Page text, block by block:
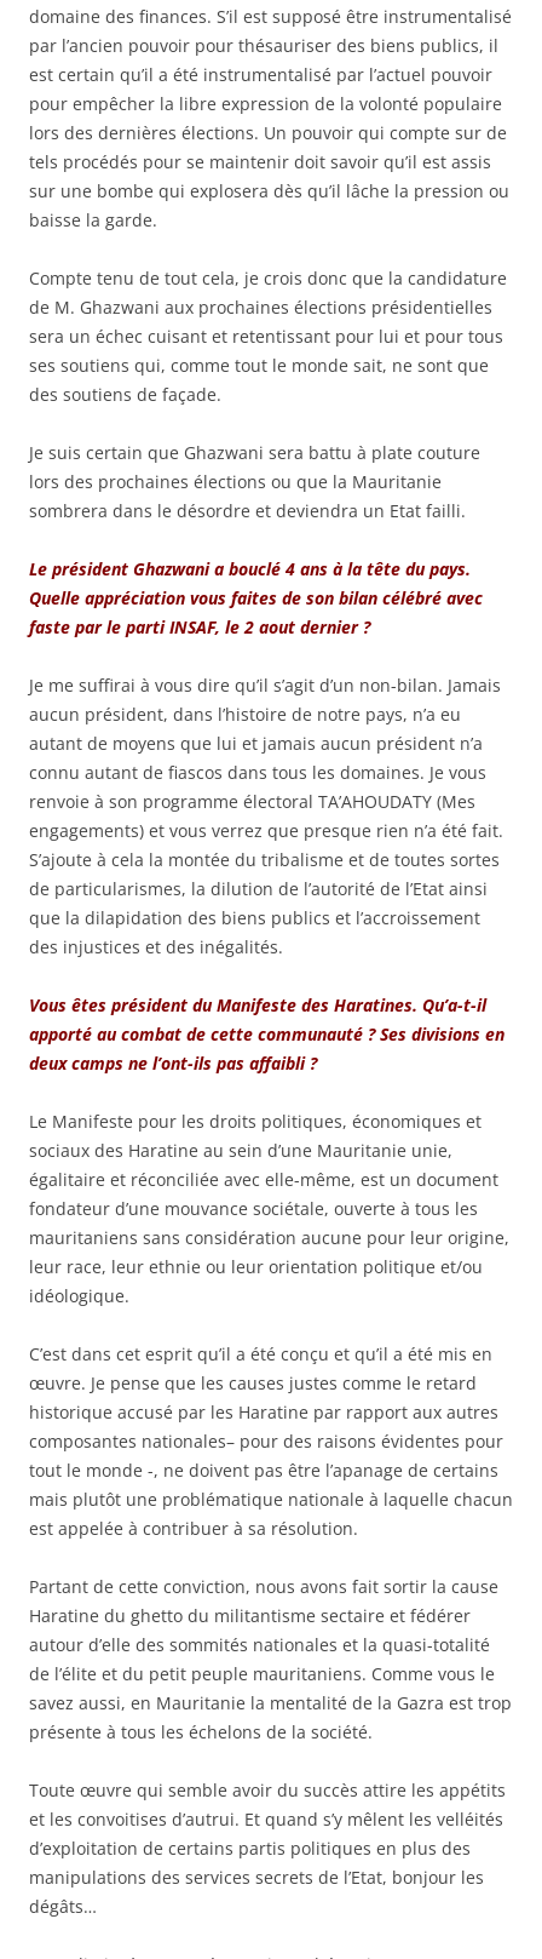
domaine des finances. S’il est supposé être instrumentalisé
par l’ancien pouvoir pour thésauriser des biens publics, il
est certain qu’il a été instrumentalisé par l’actuel pouvoir
pour empêcher la libre expression de la volonté populaire
lors des dernières élections. Un pouvoir qui compte sur de
tels procédés pour se maintenir doit savoir qu’il est assis
sur une bombe qui explosera dès qu’il lâche la pression ou
baisse la garde.
Compte tenu de tout cela, je crois donc que la candidature
de M. Ghazwani aux prochaines élections présidentielles
sera un échec cuisant et retentissant pour lui et pour tous
ses soutiens qui, comme tout le monde sait, ne sont que
des soutiens de façade.
Je suis certain que Ghazwani sera battu à plate couture
lors des prochaines élections ou que la Mauritanie
sombrera dans le désordre et deviendra un Etat failli.
Le président Ghazwani a bouclé 4 ans à la tête du pays.
Quelle appréciation vous faites de son bilan célébré avec
faste par le parti INSAF, le 2 aout dernier ?
​Je me suffirai à vous dire qu’il s’agit d’un non-bilan. Jamais
aucun président, dans l’histoire de notre pays, n’a eu
autant de moyens que lui et jamais aucun président n’a
connu autant de fiascos dans tous les domaines. Je vous
renvoie à son programme électoral TA’AHOUDATY (Mes
engagements) et vous verrez que presque rien n’a été fait.
S’ajoute à cela la montée du tribalisme et de toutes sortes
de particularismes, la dilution de l’autorité de l’Etat ainsi
que la dilapidation des biens publics et l’accroissement
des injustices et des inégalités.
Vous êtes président du Manifeste des Haratines. Qu’a-t-il
apporté au combat de cette communauté ? Ses divisions en
deux camps ne l’ont-ils pas affaibli ?
Le Manifeste pour les droits politiques, économiques et
sociaux des Haratine au sein d’une Mauritanie unie,
égalitaire et réconciliée avec elle-même, est un document
fondateur d’une mouvance sociétale, ouverte à tous les
mauritaniens sans considération aucune pour leur origine,
leur race, leur ethnie ou leur orientation politique et/ou
idéologique.
C’est dans cet esprit qu’il a été conçu et qu’il a été mis en
œuvre. Je pense que les causes justes comme le retard
historique accusé par les Haratine par rapport aux autres
composantes nationales– pour des raisons évidentes pour
tout le monde -, ne doivent pas être l’apanage de certains
mais plutôt une problématique nationale à laquelle chacun
est appelée à contribuer à sa résolution.
Partant de cette conviction, nous avons fait sortir la cause
Haratine du ghetto du militantisme sectaire et fédérer
autour d’elle des sommités nationales et la quasi-totalité
de l’élite et du petit peuple mauritaniens. Comme vous le
savez aussi, en Mauritanie la mentalité de la Gazra est trop
présente à tous les échelons de la société.
Toute œuvre qui semble avoir du succès attire les appétits
et les convoitises d’autrui. Et quand s’y mêlent les velléités
d’exploitation de certains partis politiques en plus des
manipulations des services secrets de l’Etat, bonjour les
dégâts…